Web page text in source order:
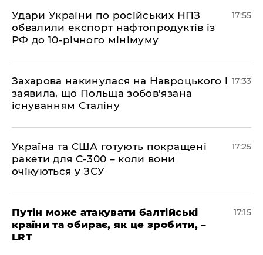
​Удари України по російських НПЗ
обвалили експорт нафтопродуктів із
РФ до 10-річного мінімуму
17:55
​Захарова накинулася на Навроцького і
заявила, що Польща зобов'язана
існуванням Сталіну
17:33
​Україна та США готують покращені
ракети для С-300 – коли вони
очікуються у ЗСУ
17:25
​Путін може атакувати балтійські
країни та обирає, як це зробити, –
LRT
17:15